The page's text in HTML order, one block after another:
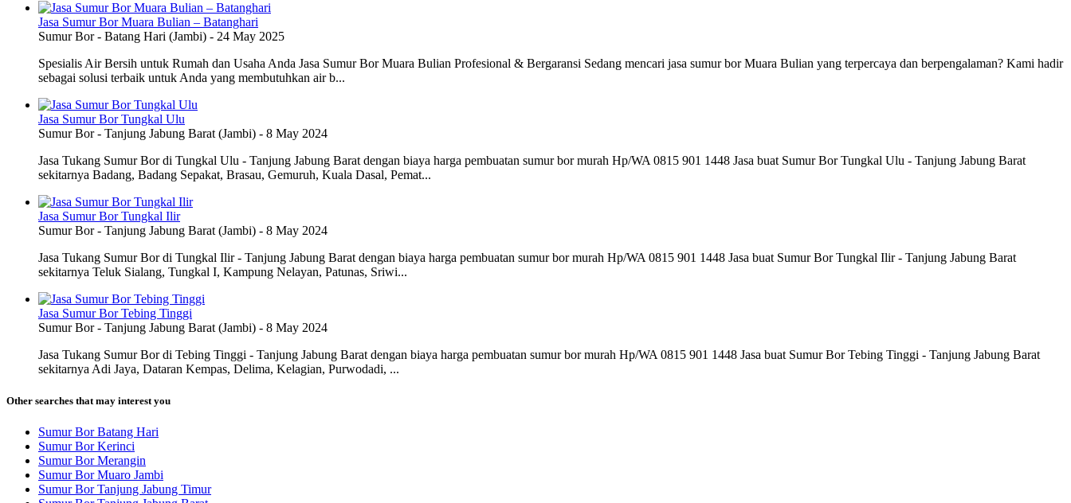
Jasa Sumur Bor Muara Bulian – Batanghari
Sumur Bor- Batang Hari (Jambi) - 24 May 2025
Spesialis Air Bersih untuk Rumah dan Usaha Anda Jasa Sumur Bor Muara Bulian Profesional & Bergaransi Sedang mencari jasa sumur bor Muara Bulian yang terpercaya dan berpengalaman? Kami hadir
sebagai solusi terbaik untuk Anda yang membutuhkan air b...
Jasa Sumur Bor Tungkal Ulu
Sumur Bor- Tanjung Jabung Barat (Jambi) - 8 May 2024
Jasa Tukang Sumur Bor di Tungkal Ulu - Tanjung Jabung Barat dengan biaya harga pembuatan sumur bor murah Hp/WA 0815 901 1448 Jasa buat Sumur Bor Tungkal Ulu - Tanjung Jabung Barat
sekitarnya Badang, Badang Sepakat, Brasau, Gemuruh, Kuala Dasal, Pemat...
Jasa Sumur Bor Tungkal Ilir
Sumur Bor- Tanjung Jabung Barat (Jambi) - 8 May 2024
Jasa Tukang Sumur Bor di Tungkal Ilir - Tanjung Jabung Barat dengan biaya harga pembuatan sumur bor murah Hp/WA 0815 901 1448 Jasa buat Sumur Bor Tungkal Ilir - Tanjung Jabung Barat
sekitarnya Teluk Sialang, Tungkal I, Kampung Nelayan, Patunas, Sriwi...
Jasa Sumur Bor Tebing Tinggi
Sumur Bor- Tanjung Jabung Barat (Jambi) - 8 May 2024
Jasa Tukang Sumur Bor di Tebing Tinggi - Tanjung Jabung Barat dengan biaya harga pembuatan sumur bor murah Hp/WA 0815 901 1448 Jasa buat Sumur Bor Tebing Tinggi - Tanjung Jabung Barat
sekitarnya Adi Jaya, Dataran Kempas, Delima, Kelagian, Purwodadi, ...
Other searches that may interest you
Sumur Bor Batang Hari
Sumur Bor Kerinci
Sumur Bor Merangin
Sumur Bor Muaro Jambi
Sumur Bor Tanjung Jabung Timur